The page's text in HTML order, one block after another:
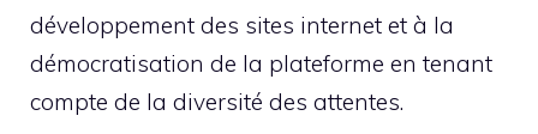
développement des sites internet et à la
démocratisation de la plateforme en tenant
compte de la diversité des attentes.